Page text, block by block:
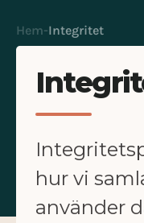
Hem-Integritet
hur vi
använder